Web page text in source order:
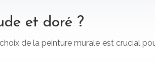
et doré ?
de la peinture murale est crucial